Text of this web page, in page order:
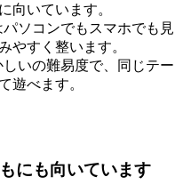
向いています。
ソコンでもスマホでも見
やすく整います。
いの難易度で、同じテー
遊べます。
にも向いています